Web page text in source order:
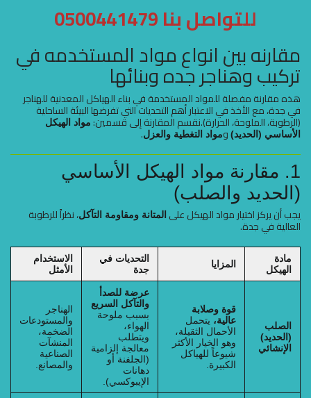
للتواصل بنا0500441479
مقارنه بين انواع مواد المستخدمه في
تركيب وهناجر جده وبنائها
هذه مقارنة مفصلة للمواد المستخدمة في بناء الهياكل المعدنية للهناجر
في جدة، مع الأخذ في الاعتبار أهم التحديات التي تفرضها البيئة الساحلية
(الرطوبة، الملوحة، الحرارة).نقسم المقارنة إلى قسمين:مواد الهيكل
الأساسي (الحديد)ومواد التغطية والعزل.
1. مقارنة مواد الهيكل الأساسي
(الحديد والصلب)
يجب أن يركز اختيار مواد الهيكل علىالمتانة ومقاومة التآكل، نظراً للرطوبة
العالية في جدة.
مادة
الهيكل
المزايا
التحديات في
جدة
الاستخدام
الأمثل
الصلب
(الحديد)
الإنشائي
قوة وصلابة
عالية،يتحمل
الأحمال الثقيلة،
وهو الخيار الأكثر
شيوعاً للهياكل
الكبيرة.
عرضة للصدأ
والتآكل السريع
بسبب ملوحة
الهواء،
ويتطلب
معالجة إلزامية
(الجلفنة أو
دهانات
الإيبوكسي).
الهناجر
والمستودعات
الضخمة،
المنشآت
الصناعية
والمصانع.